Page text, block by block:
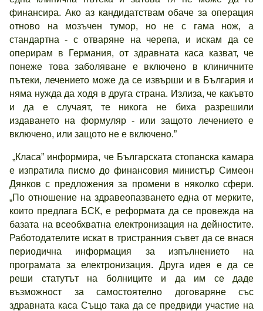
финансира. Ако аз кандидатствам обаче за операция
отново на мозъчен тумор, но не с гама нож, а
стандартна - с отваряне на черепа, и искам да се
оперирам в Германия, от здравната каса казват, че
понеже това заболяване е включено в клиничните
пътеки, лечението може да се извърши и в България и
няма нужда да ходя в друга страна. Излиза, че какъвто
и да е случаят, те никога не биха разрешили
издаването на формуляр - или защото лечението е
включено, или защото не е включено.”
„Класа” информира, че Българската стопанска камара
е изпратила писмо до финансовия министър Симеон
Дянков с предложения за промени в няколко сфери.
„По отношение на здравеопазването една от мерките,
които предлага БСК, е реформата да се провежда на
базата на всеобхватна електронизация на дейностите.
Работодателите искат в тристранния съвет да се внася
периодична информация за изпълнението на
програмата за електронизация. Друга идея е да се
реши статутът на болниците и да им се даде
възможност за самостоятелно договаряне със
здравната каса Също така да се предвиди участие на